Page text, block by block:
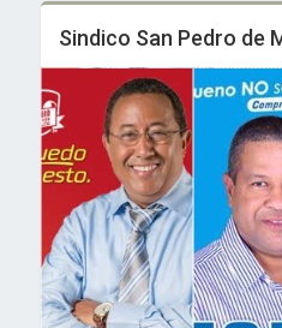
Sindico San Pedro de